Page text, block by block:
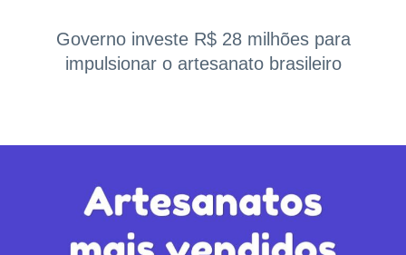
Governo investe R$ 28 milhões para
impulsionar o artesanato brasileiro